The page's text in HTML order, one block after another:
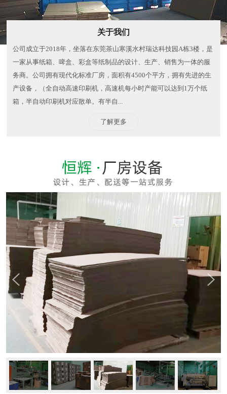
关于我们
公司成立于2018年，坐落在东莞茶山寒溪水村瑞达科技园A栋3楼，是
一家从事纸箱、啤盒、彩盒等纸制品的设计、生产、销售为一体的服
务商。公司拥有现代化标准厂房，面积有4500个平方，拥有先进的生
产设备，（全自动高速印刷机，高速机每小时产能可以达到1万个纸
箱，半自动印刷机对应散单。有半自...
了解更多